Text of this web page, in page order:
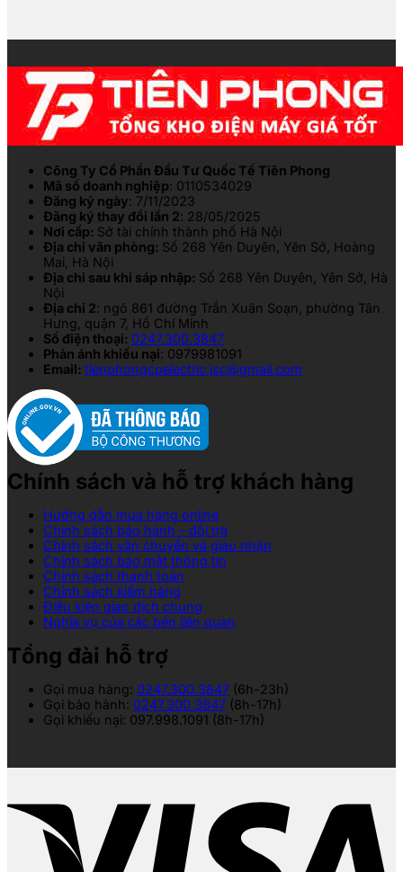
Công Ty Cổ Phần Đầu Tư Quốc Tế Tiên Phong
Mã số doanh nghiệp: 0110534029
Đăng ký ngày: 7/11/2023
Đăng ký thay đổi lần 2: 28/05/2025
Nơi cấp: Sở tài chính thành phố Hà Nội
Địa chỉ văn phòng: Số 268 Yên Duyên, Yên Sở, Hoàng
Mai, Hà Nội
Địa chỉ sau khi sáp nhập: Số 268 Yên Duyên, Yên Sở, Hà
Nội
Địa chỉ 2: ngõ 861 đường Trần Xuân Soạn, phường Tân
Hưng, quận 7, Hồ Chí Minh
Số điện thoại: 0247.300.3847
Phản ánh khiếu nại: 0979981091
Email: tienphongcpelectric.jsc@gmail.com
Chính sách và hỗ trợ khách hàng
Hướng dẫn mua hàng online
Chính sách bảo hành – đổi trả
Chính sách vận chuyển và giao nhận
Chính sách bảo mật thông tin
Chính sách thanh toán
Chính sách kiểm hàng
Điều kiện giao dịch chung
Nghĩa vụ của các bên liên quan
Tổng đài hỗ trợ
Gọi mua hàng: 0247.300.3847 (6h-23h)
Gọi bảo hành: 0247.300.3847 (8h-17h)
Gọi khiếu nại: 097.998.1091 (8h-17h)